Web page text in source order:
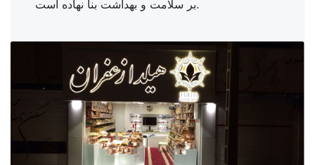
بر سلامت و بهداشت بنا نهاده است.